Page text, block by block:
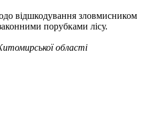
відшкодування зловмисником
порубками лісу.
області